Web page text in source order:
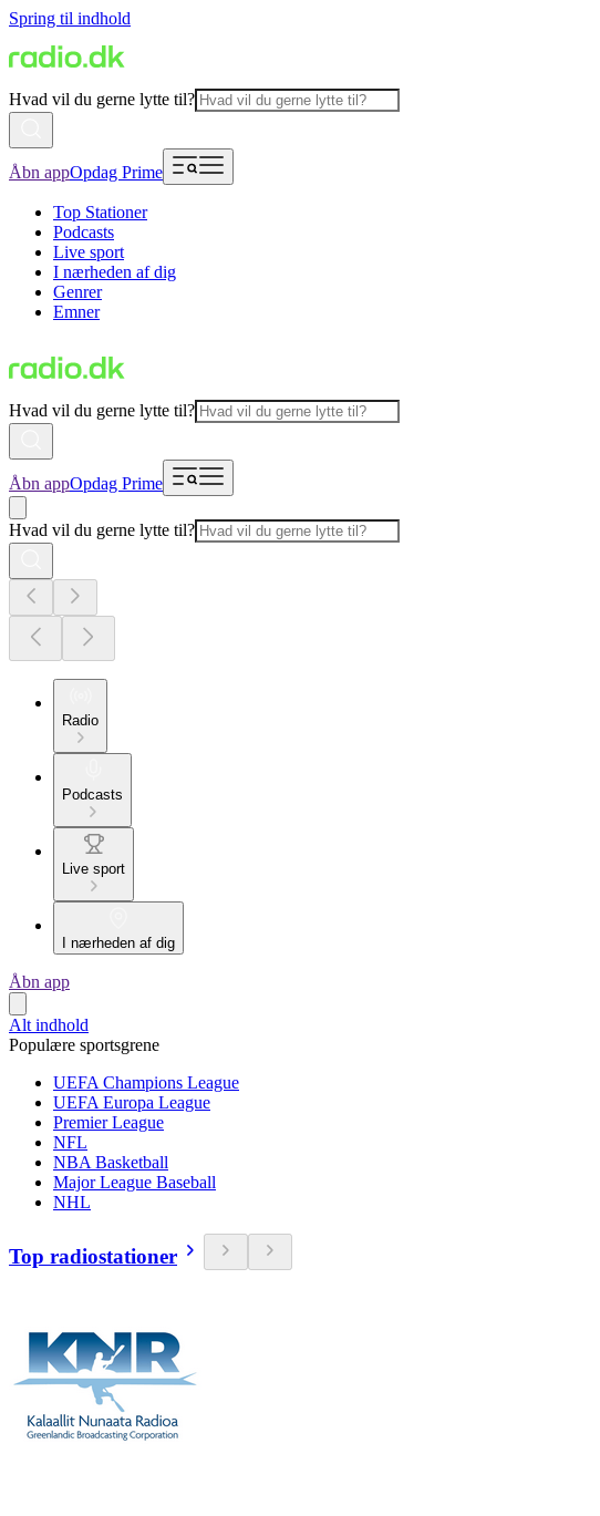
Spring til indhold
Hvad vil du gerne lytte til?
Åbn appOpdag Prime
Top Stationer
Podcasts
Live sport
I nærheden af dig
Genrer
Emner
Hvad vil du gerne lytte til?
Åbn appOpdag Prime
Hvad vil du gerne lytte til?
Radio
Podcasts
Live sport
I nærheden af dig
Åbn app
Alt indhold
Populære sportsgrene
UEFA Champions League
UEFA Europa League
Premier League
NFL
NBA Basketball
Major League Baseball
NHL
Top radiostationer